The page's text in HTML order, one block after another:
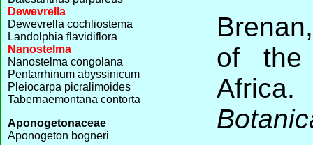
Dewevrella
Dewevrella cochliostema
Landolphia flavidiflora
Nanostelma
Nanostelma congolana
Pentarrhinum abyssinicum
Pleiocarpa picralimoides
Tabernaemontana contorta
Aponogetonaceae
Aponogeton bogneri
of the